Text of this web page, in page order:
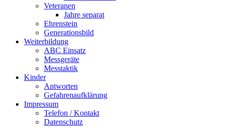
Veteranen
Jahre separat
Ehrenstein
Generationsbild
Weiterbildung
ABC Einsatz
Messgeräte
Messtaktik
Kinder
Antworten
Gefahrenaufklärung
Impressum
Telefon / Kontakt
Datenschutz